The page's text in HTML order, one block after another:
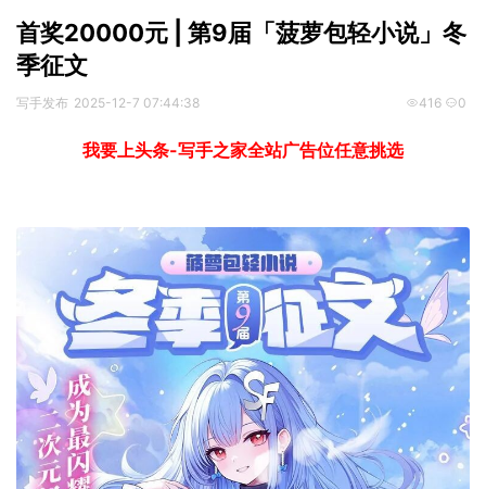
首奖20000元 | 第9届「菠萝包轻小说」冬
季征文
写手发布 2025-12-7 07:44:38 416 0
我要上头条-写手之家全站广告位任意挑选